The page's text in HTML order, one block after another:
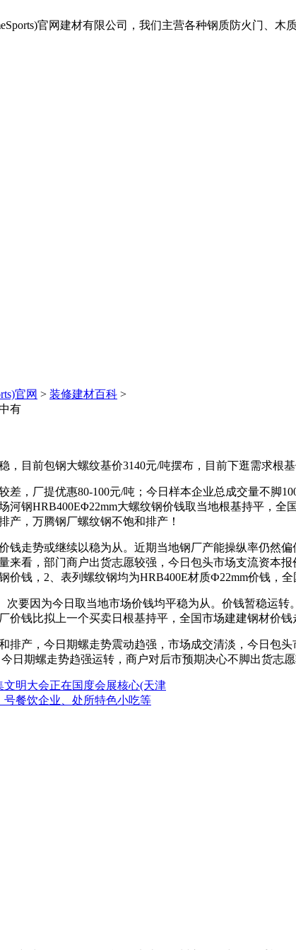
官网建材有限公司，我们主营各种钢质防火门、
官网 > 装修建材百科 >
有
目前包钢大螺纹基价3140元/吨摆布，目前下逛需求根基
，厂提优惠80-100元/吨；今日样本企业总成交量不脚
河钢HRB400EΦ22mm大螺纹钢价钱取当地根基持平，
产，万腾钢厂螺纹钢不饱和排产！
走势或继续以稳为从。近期当地钢厂产能操纵率仍然偏
来看，部门商户出货志愿较强，今日包头市场支流资本
价钱，2、表列螺纹钢均为HRB400E材质Ф22mm价钱，全
因为今日取当地市场价钱均平稳为从。价钱暂稳运转
价钱比拟上一个买卖日根基持平，全国市场建建钢材价
产，今日期螺走势震动趋强，市场成交清淡，今日包头
日期螺走势趋强运转，商户对后市预期决心不脚出货志愿
文明大会正在国度会展核心(天津
号餐饮企业、处所特色小吃等